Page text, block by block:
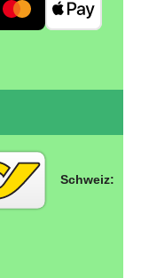
Schweiz: